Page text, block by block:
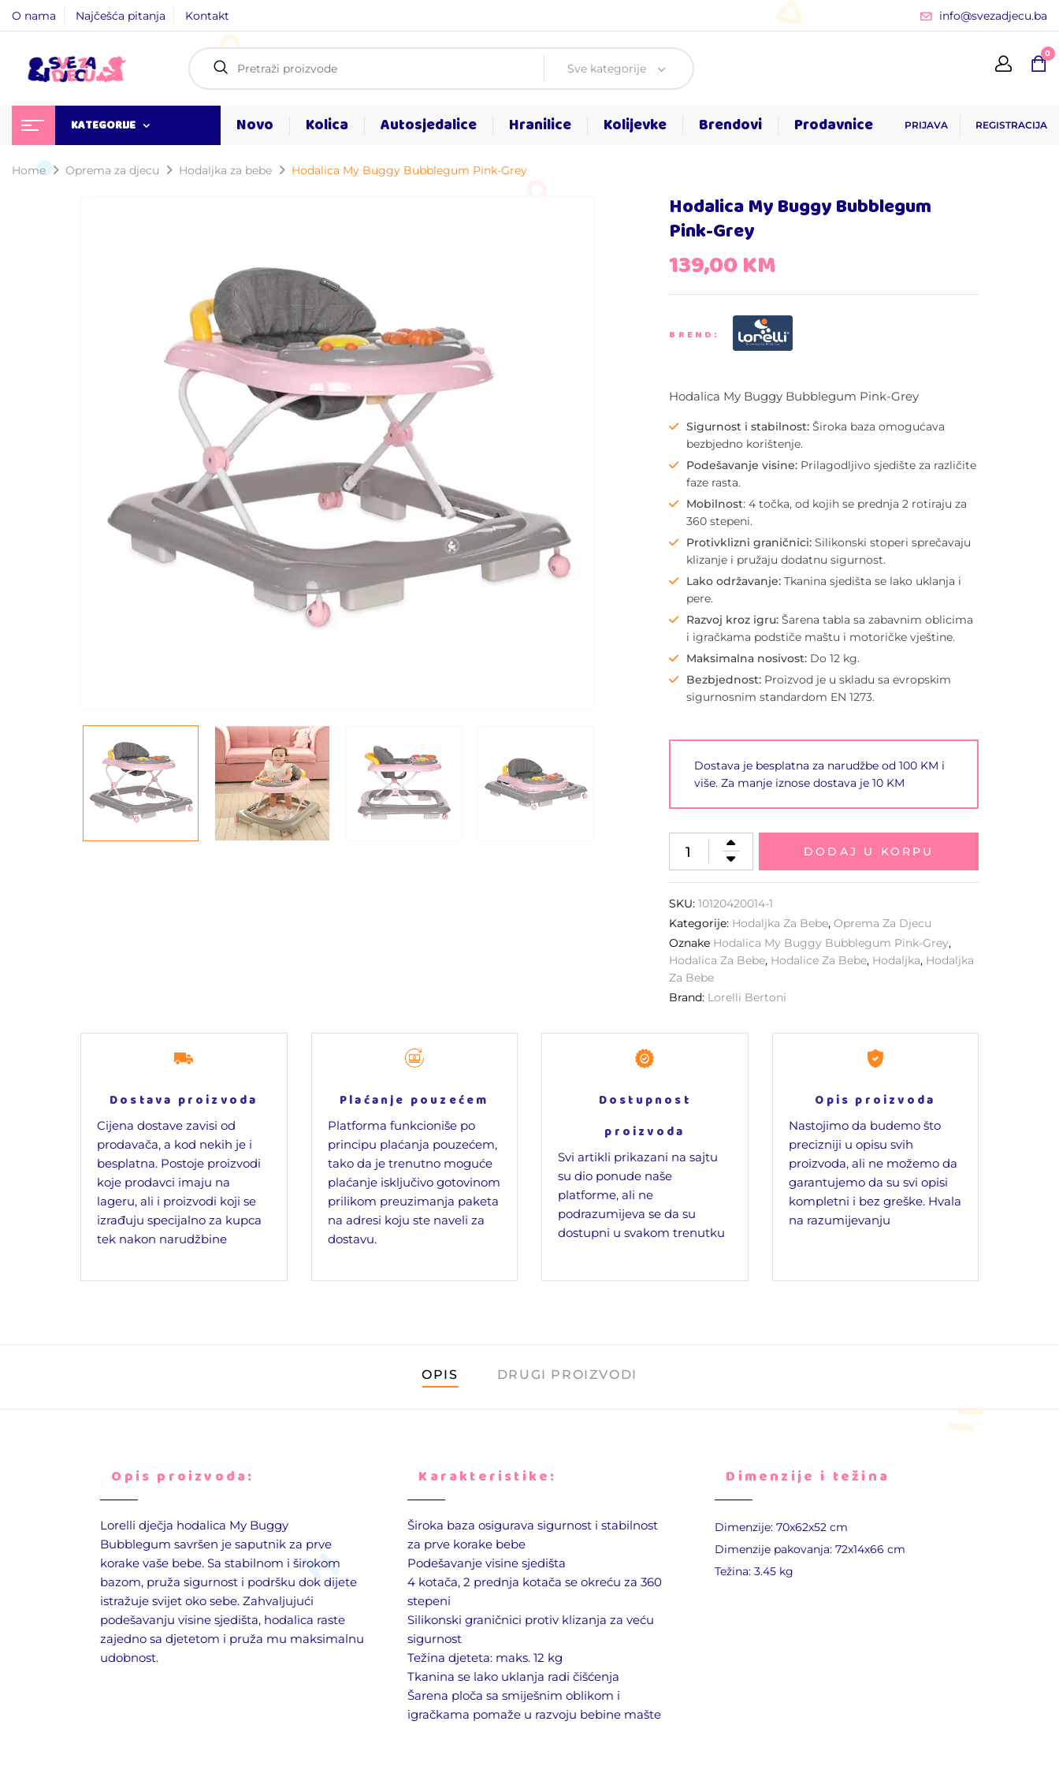
O nama Najčešća pitanja Kontakt info@svezadjecu.ba
Sve kategorije
0
KATEGORIJE Novo Kolica Autosjedalice Hranilice Kolijevke Brendovi Prodavnice PRIJAVA REGISTRACIJA
Home Oprema za djecu Hodaljka za bebe​ Hodalica My Buggy Bubblegum Pink-Grey
Hodalica My Buggy Bubblegum
Pink-Grey
139,00KM
BREND:
Hodalica My Buggy Bubblegum Pink-Grey
Sigurnost i stabilnost: Široka baza omogućava
bezbjedno korištenje.
Podešavanje visine: Prilagodljivo sjedište za različite
faze rasta.
Mobilnost: 4 točka, od kojih se prednja 2 rotiraju za
360 stepeni.
Protivklizni graničnici:Silikonski stoperi sprečavaju
klizanje i pružaju dodatnu sigurnost.
Lako održavanje:Tkanina sjedišta se lako uklanja i
pere.
Razvoj kroz igru: Šarena tabla sa zabavnim oblicima
i igračkama podstiče maštu i motoričke vještine.
Maksimalna nosivost: Do 12 kg.
Bezbjednost: Proizvod je u skladu sa evropskim
sigurnosnim standardom EN 1273.
Dostava je besplatna za narudžbe od 100 KM i
više. Za manje iznose dostava je 10 KM
DODAJ U KORPU
SKU:10120420014-1
Kategorije: Hodaljka Za Bebe​,Oprema Za Djecu
Oznake Hodalica My Buggy Bubblegum Pink-Grey,
Hodalica Za Bebe, Hodalice Za Bebe, Hodaljka, Hodaljka
Za Bebe
Brand: Lorelli Bertoni
Dostava proizvoda
Cijena dostave zavisi od
prodavača, a kod nekih je i
besplatna. Postoje proizvodi
koje prodavci imaju na
lageru, ali i proizvodi koji se
izrađuju specijalno za kupca
tek nakon narudžbine
Plaćanje pouzećem
Platforma funkcioniše po
principu plaćanja pouzećem,
tako da je trenutno moguće
plaćanje isključivo gotovinom
prilikom preuzimanja paketa
na adresi koju ste naveli za
dostavu.
Dostupnost
proizvoda
Svi artikli prikazani na sajtu
su dio ponude naše
platforme, ali ne
podrazumijeva se da su
dostupni u svakom trenutku
Opis proizvoda
Nastojimo da budemo što
precizniji u opisu svih
proizvoda, ali ne možemo da
garantujemo da su svi opisi
kompletni i bez greške. Hvala
na razumijevanju
OPIS DRUGI PROIZVODI
Opis proizvoda:
Lorelli dječja hodalica My Buggy
Bubblegum savršen je saputnik za prve
korake vaše bebe. Sa stabilnom i širokom
bazom, pruža sigurnost i podršku dok dijete
istražuje svijet oko sebe. Zahvaljujući
podešavanju visine sjedišta, hodalica raste
zajedno sa djetetom i pruža mu maksimalnu
udobnost.
Karakteristike:
Široka baza osigurava sigurnost i stabilnost
za prve korake bebe
Podešavanje visine sjedišta
4 kotača, 2 prednja kotača se okreću za 360
stepeni
Silikonski graničnici protiv klizanja za veću
sigurnost
Težina djeteta: maks. 12 kg
Tkanina se lako uklanja radi čišćenja
Šarena ploča sa smiješnim oblikom i
igračkama pomaže u razvoju bebine mašte
Dimenzije i težina
Dimenzije: 70x62x52 cm
Dimenzije pakovanja: 72x14x66 cm
Težina: 3.45 kg